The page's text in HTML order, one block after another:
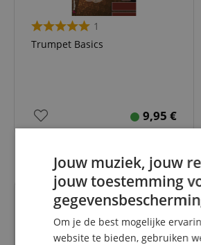
1
Trumpet Basics
9,95 €
Recensies van klanten
Jouw muziek, jouw
jouw toestemming
Om je de best mogelijke
website te bieden, gebruiken